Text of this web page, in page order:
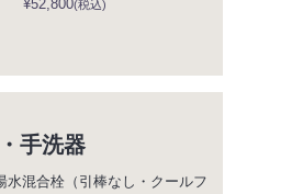
¥52,800(税込)
手洗器
水混合栓（引棒なし・クールフ